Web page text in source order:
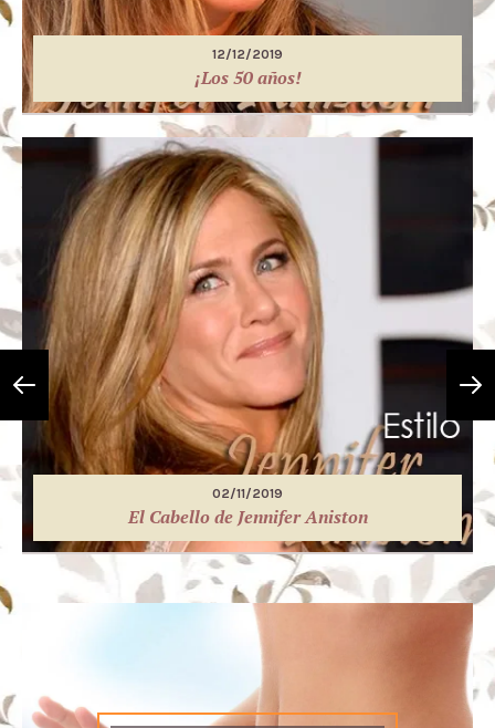
12/12/2019
¡Los 50 años!
02/11/2019
El Cabello de Jennifer Aniston